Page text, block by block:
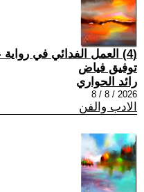
توفيق فياض
رائد الحواري
2026 / 8 / 8
الادب والفن